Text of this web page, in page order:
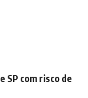
SP com risco de